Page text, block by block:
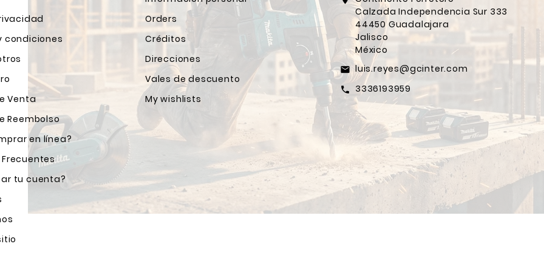
condiciones
Venta
Reembolso
en línea?
tu cuenta?
Orders
Créditos
Direcciones
Vales de descuento
My wishlists
Calzada Independencia Sur 333
44450 Guadalajara
Jalisco
México
email luis.reyes@gcinter.com
call 3336193959